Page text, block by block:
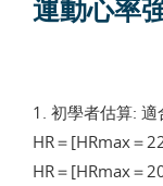
運動心率
1. 初學者估算: 適
HR＝[HRmax＝
HR＝[HRmax＝